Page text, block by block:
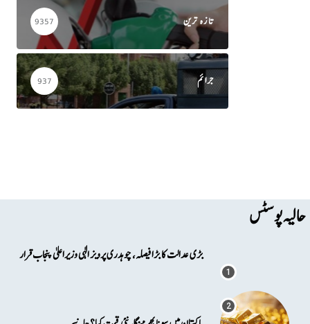
تازہ ترین 9357
جرائم 937
حالیہ پوسٹس
بڑی عدالت کا بڑا فیصلہ، چوہدری پرویز الٰہی وزیراعلیٰ پنجاب قرار